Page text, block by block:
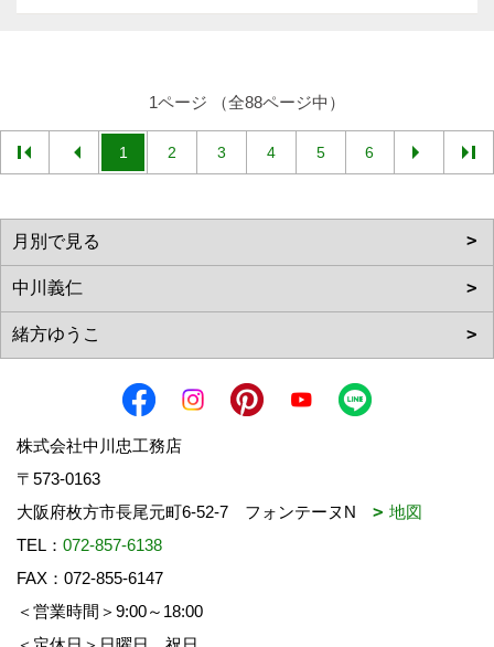
1ページ （全88ページ中）
1 2 3 4 5 6
株式会社中川忠工務店
〒573-0163
大阪府枚方市長尾元町6-52-7 フォンテーヌN
地図
TEL： 072-857-6138
FAX：072-855-6147
＜営業時間＞9:00～18:00